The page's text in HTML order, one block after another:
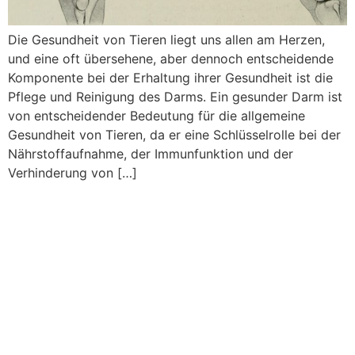
Die Gesundheit von Tieren liegt uns allen am Herzen,
und eine oft übersehene, aber dennoch entscheidende
Komponente bei der Erhaltung ihrer Gesundheit ist die
Pflege und Reinigung des Darms. Ein gesunder Darm ist
von entscheidender Bedeutung für die allgemeine
Gesundheit von Tieren, da er eine Schlüsselrolle bei der
Nährstoffaufnahme, der Immunfunktion und der
Verhinderung von […]